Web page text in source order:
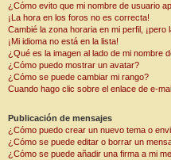
¿Cómo evito que mi nombre de usuario
¡La hora en los foros no es correcta!
Cambié la zona horaria en mi perfil,
¡Mi idioma no está en la lista!
¿Qué es la imagen al lado de mi nombre
¿Cómo puedo mostrar un avatar?
¿Cómo se puede cambiar mi rango?
Cuando hago clic sobre el enlace de e-
Publicación de mensajes
¿Cómo puedo crear un nuevo tema o
¿Cómo se puede editar o borrar un
¿Cómo se puede añadir una firma a mi